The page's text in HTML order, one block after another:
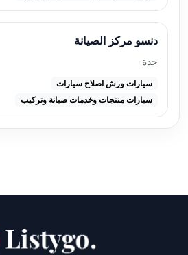
دنسو مركز الصيانة
جدة
سيارات ورش اصلاح سيارات
سيارات منتجات وخدمات صيانة وتركيب